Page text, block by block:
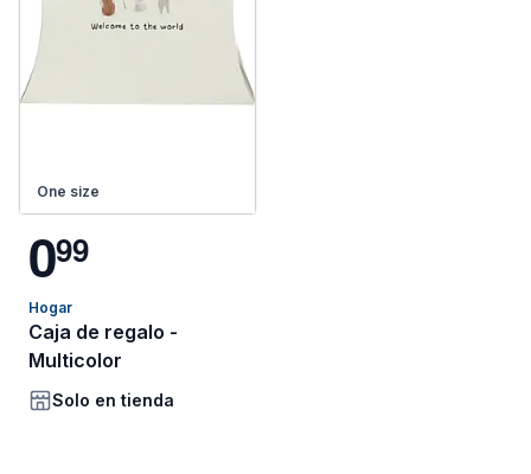
One size
099
Hogar
Caja de regalo -
Multicolor
Solo en tienda